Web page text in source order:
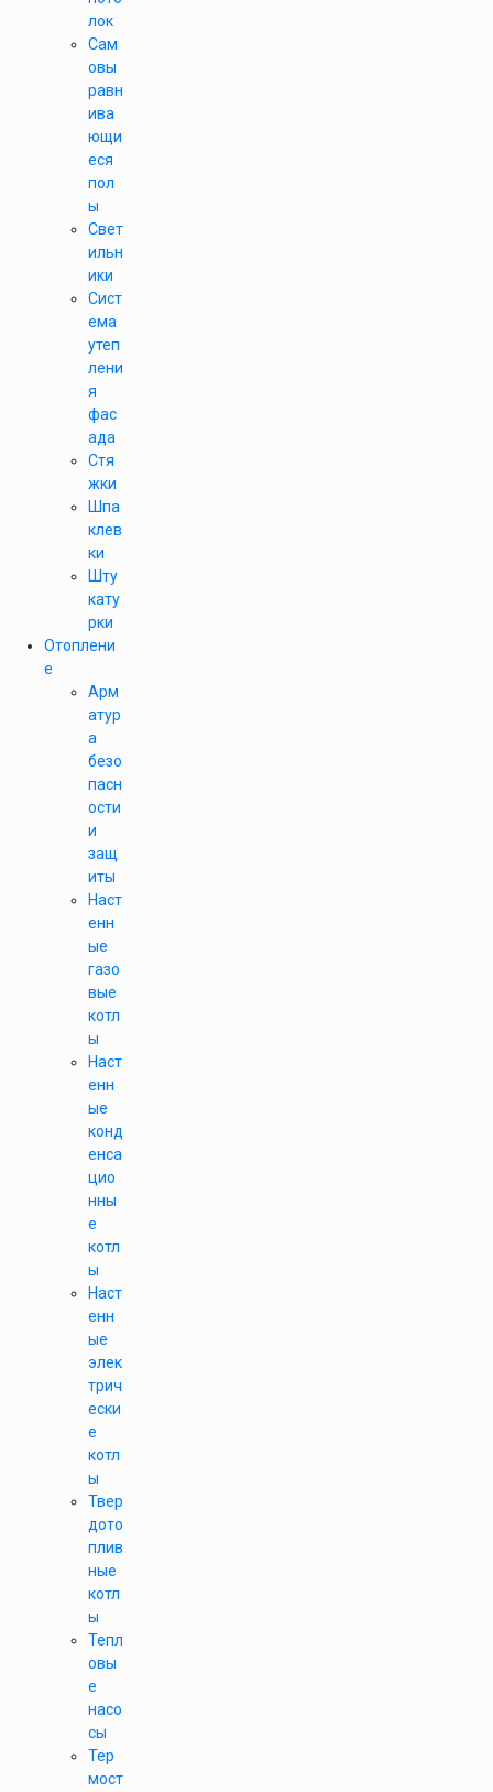
лок
Сам
овы
равн
ива
ющи
еся
пол
ы
Свет
ильн
ики
Сист
ема
утеп
лени
я
фас
ада
Стя
жки
Шпа
клев
ки
Шту
кату
рки
Отоплени
е
Арм
атур
а
безо
пасн
ости
и
защ
иты
Наст
енн
ые
газо
вые
котл
ы
Наст
енн
ые
конд
енса
цио
нны
е
котл
ы
Наст
енн
ые
элек
трич
ески
е
котл
ы
Твер
дото
плив
ные
котл
ы
Тепл
овы
е
насо
сы
Тер
мост